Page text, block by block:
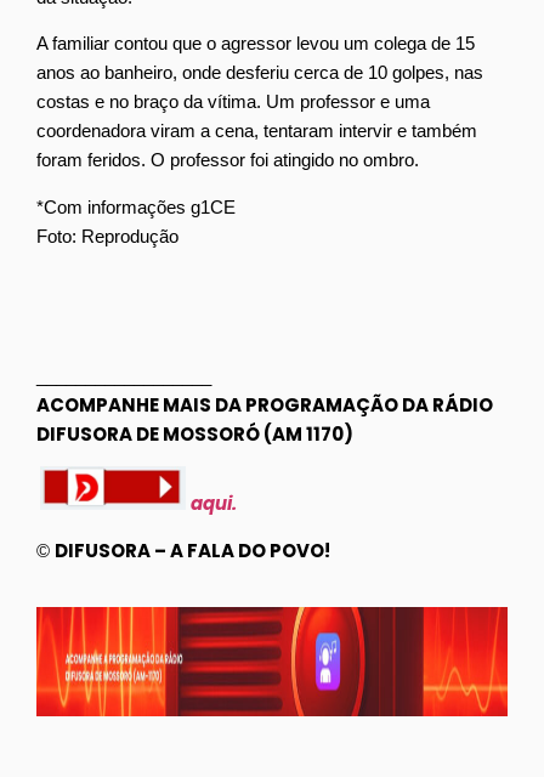
A familiar contou que o agressor levou um colega de 15
anos ao banheiro, onde desferiu cerca de 10 golpes, nas
costas e no braço da vítima. Um professor e uma
coordenadora viram a cena, tentaram intervir e também
foram feridos. O professor foi atingido no ombro.
*Com informações g1CE
Foto: Reprodução
ACOMPANHE MAIS DA PROGRAMAÇÃO DA RÁDIO
DIFUSORA DE MOSSORÓ (AM 1170)
aqui.
© DIFUSORA – A FALA DO POVO!